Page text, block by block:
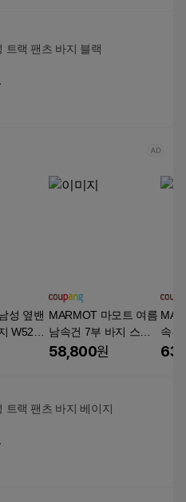
트랙 팬츠 바지 블랙
성 옆밴
W52M
MARMOT 마모트 여름
남속건 7부 바지 스판
통기 얇은 와이드 스트
58,800원
속건
름
트랙 팬츠 바지 베이지